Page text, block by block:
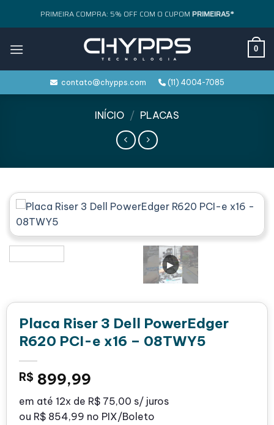
PRIMEIRA COMPRA: 5% OFF COM O CUPOM PRIMEIRA5*
0
contato@chypps.com (11) 4004-7085
INÍCIO / PLACAS
Placa Riser 3 Dell PowerEdger
R620 PCI-e x16 – 08TWY5
R$ 899,99
em até 12x de R$ 75,00 s/ juros
ou R$ 854,99 no PIX/Boleto